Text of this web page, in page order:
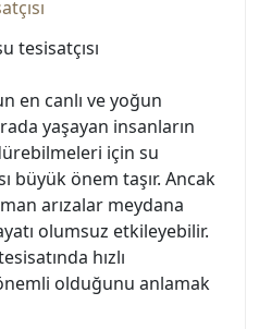
tesisatçısı
en canlı ve yoğun
yaşayan insanların
için su
büyük önem taşır. Ancak
arızalar meydana
olumsuz etkileyebilir.
hızlı
olduğunu anlamak